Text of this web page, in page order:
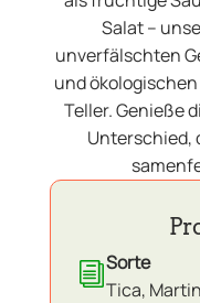
Salat –
unverfälschten
und
Teller. Genieße
Unterschied,
iSorte
Tica,